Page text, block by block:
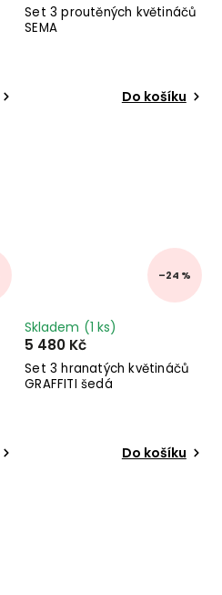
Set 3 proutěných květináčů
SEMA
Do košíku
–24 %
Set 3 hranatých květináčů
GRAFFITI šedá
Skladem (1 ks)
5 480 Kč
Do košíku